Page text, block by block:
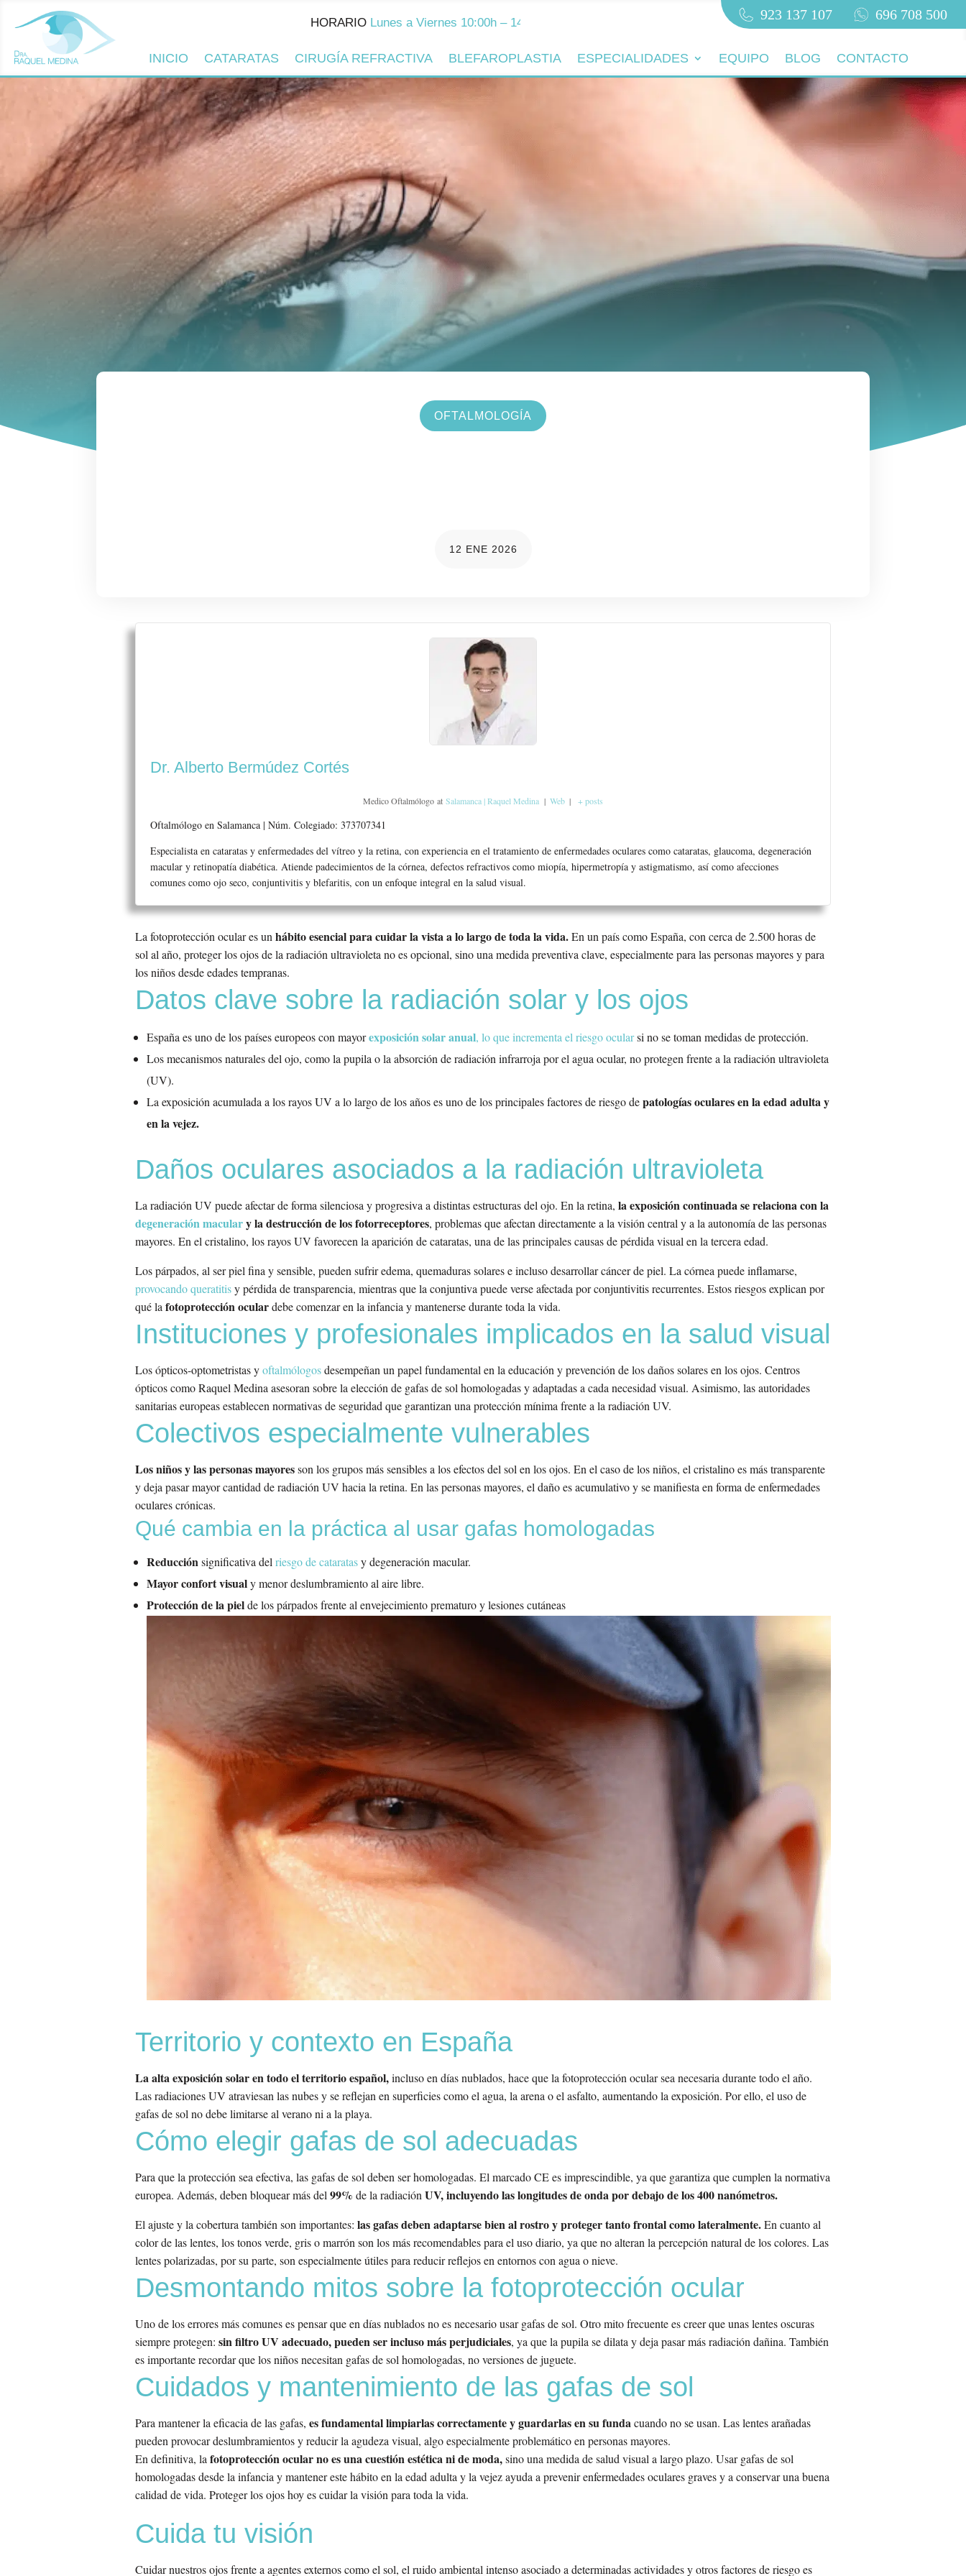
HORARIOLunes a Viernes 10:00h – 14:00h y 16:00h – 20:00h
923 137 107 696 708 500
INICIO CATARATAS CIRUGÍA REFRACTIVA BLEFAROPLASTIA ESPECIALIDADES EQUIPO BLOG CONTACTO
OFTALMOLOGÍA
12 ENE 2026
Dr. Alberto Bermúdez Cortés
Medico Oftalmólogo at Salamanca | Raquel Medina | Web | + posts
Oftalmólogo en Salamanca | Núm. Colegiado: 373707341
Especialista en cataratas y enfermedades del vítreo y la retina, con experiencia en el tratamiento de enfermedades oculares como cataratas, glaucoma, degeneración
macular y retinopatía diabética. Atiende padecimientos de la córnea, defectos refractivos como miopía, hipermetropía y astigmatismo, así como afecciones
comunes como ojo seco, conjuntivitis y blefaritis, con un enfoque integral en la salud visual.
La fotoprotección ocular es un hábito esencial para cuidar la vista a lo largo de toda la vida.En un país como España, con cerca de 2.500 horas de
sol al año, proteger los ojos de la radiación ultravioleta no es opcional, sino una medida preventiva clave, especialmente para las personas mayores y para
los niños desde edades tempranas.
Datos clave sobre la radiación solar y los ojos
España es uno de los países europeos con mayorexposición solar anual, lo que incrementa el riesgo ocularsi no se toman medidas de protección.
Los mecanismos naturales del ojo, como la pupila o la absorción de radiación infrarroja por el agua ocular, no protegen frente a la radiación ultravioleta
(UV).
La exposición acumulada a los rayos UV a lo largo de los años es uno de los principales factores de riesgo depatologías oculares en la edad adulta y
en la vejez.
Daños oculares asociados a la radiación ultravioleta
La radiación UV puede afectar de forma silenciosa y progresiva a distintas estructuras del ojo. En la retina, la exposición continuada se relaciona con la
degeneración maculary la destrucción de los fotorreceptores, problemas que afectan directamente a la visión central y a la autonomía de las personas
mayores. En el cristalino, los rayos UV favorecen la aparición de cataratas, una de las principales causas de pérdida visual en la tercera edad.
Los párpados, al ser piel fina y sensible, pueden sufrir edema, quemaduras solares e incluso desarrollar cáncer de piel. La córnea puede inflamarse,
provocando queratitisy pérdida de transparencia, mientras que la conjuntiva puede verse afectada por conjuntivitis recurrentes. Estos riesgos explican por
qué lafotoprotección oculardebe comenzar en la infancia y mantenerse durante toda la vida.
Instituciones y profesionales implicados en la salud visual
Los ópticos-optometristas yoftalmólogosdesempeñan un papel fundamental en la educación y prevención de los daños solares en los ojos. Centros
ópticos como Raquel Medina asesoran sobre la elección de gafas de sol homologadas y adaptadas a cada necesidad visual. Asimismo, las autoridades
sanitarias europeas establecen normativas de seguridad que garantizan una protección mínima frente a la radiación UV.
Colectivos especialmente vulnerables
Los niños y las personas mayoresson los grupos más sensibles a los efectos del sol en los ojos. En el caso de los niños, el cristalino es más transparente
y deja pasar mayor cantidad de radiación UV hacia la retina. En las personas mayores, el daño es acumulativo y se manifiesta en forma de enfermedades
oculares crónicas.
Qué cambia en la práctica al usar gafas homologadas
Reducción significativa delriesgo de cataratasy degeneración macular.
Mayor confort visualy menor deslumbramiento al aire libre.
Protección de la pielde los párpados frente al envejecimiento prematuro y lesiones cutáneas
Territorio y contexto en España
La alta exposición solar en todo el territorio español,incluso en días nublados, hace que la fotoprotección ocular sea necesaria durante todo el año.
Las radiaciones UV atraviesan las nubes y se reflejan en superficies como el agua, la arena o el asfalto, aumentando la exposición. Por ello, el uso de
gafas de sol no debe limitarse al verano ni a la playa.
Cómo elegir gafas de sol adecuadas
Para que la protección sea efectiva, las gafas de sol deben ser homologadas. El marcado CE es imprescindible, ya que garantiza que cumplen la normativa
europea. Además, deben bloquear más del99% de la radiaciónUV, incluyendo las longitudes de onda por debajo de los 400 nanómetros.
El ajuste y la cobertura también son importantes:las gafas deben adaptarse bien al rostro y proteger tanto frontal como lateralmente.En cuanto al
color de las lentes, los tonos verde, gris o marrón son los más recomendables para el uso diario, ya que no alteran la percepción natural de los colores. Las
lentes polarizadas, por su parte, son especialmente útiles para reducir reflejos en entornos con agua o nieve.
Desmontando mitos sobre la fotoprotección ocular
Uno de los errores más comunes es pensar que en días nublados no es necesario usar gafas de sol. Otro mito frecuente es creer que unas lentes oscuras
siempre protegen:sin filtro UV adecuado, pueden ser incluso más perjudiciales, ya que la pupila se dilata y deja pasar más radiación dañina. También
es importante recordar que los niños necesitan gafas de sol homologadas, no versiones de juguete.
Cuidados y mantenimiento de las gafas de sol
Para mantener la eficacia de las gafas,es fundamental limpiarlas correctamente y guardarlas en su funda cuando no se usan. Las lentes arañadas
pueden provocar deslumbramientos y reducir la agudeza visual, algo especialmente problemático en personas mayores.
En definitiva, la fotoprotección ocular no es una cuestión estética ni de moda,sino una medida de salud visual a largo plazo. Usar gafas de sol
homologadas desde la infancia y mantener este hábito en la edad adulta y la vejez ayuda a prevenir enfermedades oculares graves y a conservar una buena
calidad de vida. Proteger los ojos hoy es cuidar la visión para toda la vida.
Cuida tu visión
Cuidar nuestros ojos frente a agentes externos como el sol, el ruido ambiental intenso asociado a determinadas actividades y otros factores de riesgo es